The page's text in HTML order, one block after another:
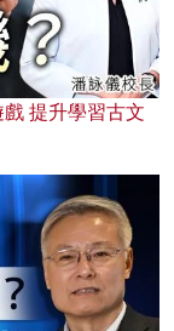
提升學習古文